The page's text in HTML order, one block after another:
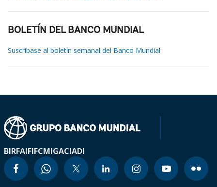
BOLETÍN DEL BANCO MUNDIAL
Suscríbase al boletín semanal del Banco Mundial
BIRFAIFIFCMIGACIADI